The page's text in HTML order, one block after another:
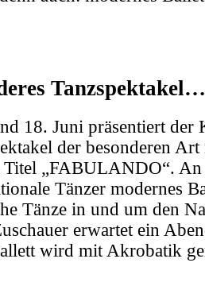
18. Juni präsentiert der
der besonderen
Titel „FABULANDO“.
Tänzer modernes
Tänze in und um den
erwartet ein
wird mit Akrobatik